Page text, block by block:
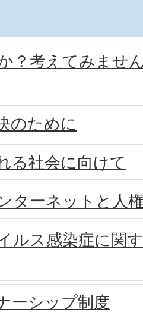
？考えてみませ
のために
る社会に向けて
ターネットと人
ルス感染症に関
ーシップ制度